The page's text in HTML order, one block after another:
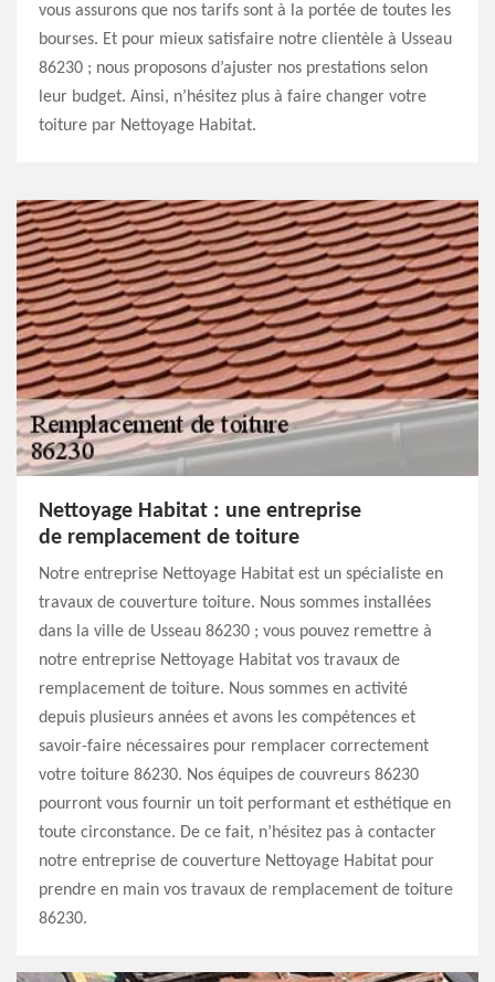
vous assurons que nos tarifs sont à la portée de toutes les
bourses. Et pour mieux satisfaire notre clientèle à Usseau
86230 ; nous proposons d’ajuster nos prestations selon
leur budget. Ainsi, n’hésitez plus à faire changer votre
toiture par Nettoyage Habitat.
Nettoyage Habitat : une entreprise
de remplacement de toiture
Notre entreprise Nettoyage Habitat est un spécialiste en
travaux de couverture toiture. Nous sommes installées
dans la ville de Usseau 86230 ; vous pouvez remettre à
notre entreprise Nettoyage Habitat vos travaux de
remplacement de toiture. Nous sommes en activité
depuis plusieurs années et avons les compétences et
savoir-faire nécessaires pour remplacer correctement
votre toiture 86230. Nos équipes de couvreurs 86230
pourront vous fournir un toit performant et esthétique en
toute circonstance. De ce fait, n’hésitez pas à contacter
notre entreprise de couverture Nettoyage Habitat pour
prendre en main vos travaux de remplacement de toiture
86230.